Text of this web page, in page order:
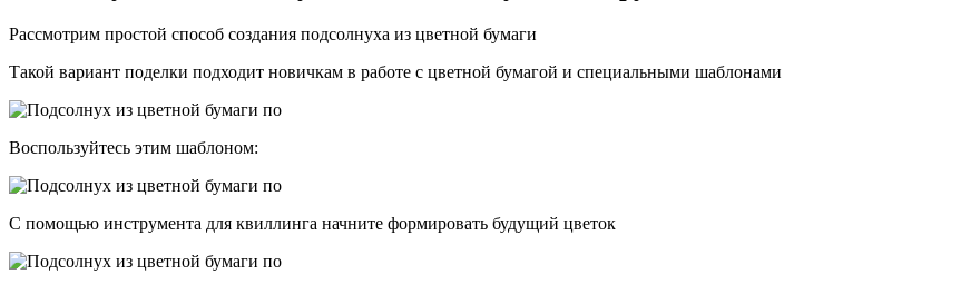
Рассмотрим простой способ создания подсолнуха из цветной бумаги
Такой вариант поделки подходит новичкам в работе с цветной бумагой и специальными шаблонами
Воспользуйтесь этим шаблоном:
С помощью инструмента для квиллинга начните формировать будущий цветок